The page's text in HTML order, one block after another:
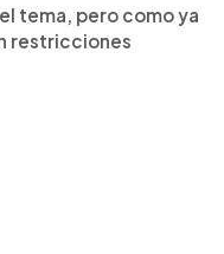
tema, pero como ya
restricciones